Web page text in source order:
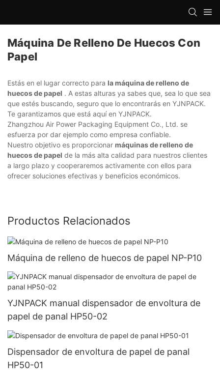
Máquina De Relleno De Huecos Con
Papel
Estás en el lugar correcto para la máquina de relleno de
huecos de papel . A estas alturas ya sabes que, sea lo que sea
que estés buscando, seguro que lo encontrarás en YJNPACK.
Te garantizamos que está aquí en YJNPACK.
Zhangzhou Air Power Packaging Equipment Co., Ltd. se
esfuerza por dar ejemplo como empresa confiable.
Nuestro objetivo es proporcionar máquinas de relleno de
huecos de papel de la más alta calidad para nuestros clientes
a largo plazo y cooperaremos activamente con ellos para
ofrecer soluciones efectivas y beneficios económicos.
Productos Relacionados
Máquina de relleno de huecos de papel NP-P10
YJNPACK manual dispensador de envoltura de
papel de panal HP50-02
Dispensador de envoltura de papel de panal
HP50-01